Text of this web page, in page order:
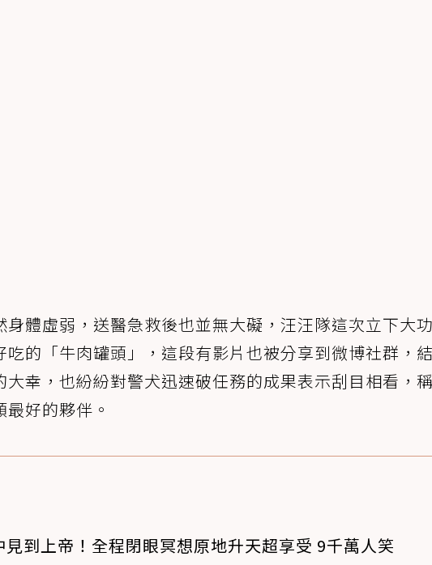
體虛弱，送醫急救後也並無大礙，汪汪隊這次立下大
的「牛肉罐頭」，這段有影片也被分享到微博社群，
幸，也紛紛對警犬迅速破任務的成果表示刮目相看，
好的夥伴。
見到上帝！全程閉眼冥想原地升天超享受 9千萬人笑